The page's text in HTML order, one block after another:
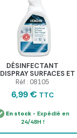
DÉSINFECTANT
SURFACES ET
PRÊT À L'EMPLOI -
Réf : 08105
6,99 € TTC
En stock - Expédié en
24/48H !